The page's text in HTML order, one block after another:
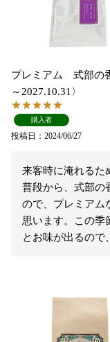
プレミアム 式部の
～2027.10.31〉
購入者
投稿日 2024/06/27
来客時に淹れるた
普段から、式部の
ので、プレミアム
思います。この季
とお味が出るので